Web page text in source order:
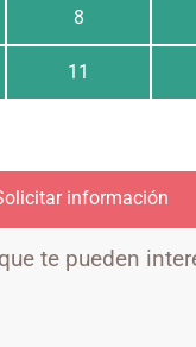
8
11
información
te pueden